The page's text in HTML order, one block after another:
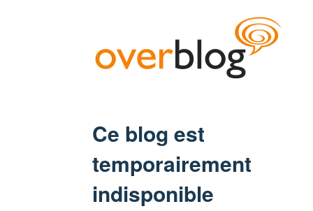
Ce blog est
temporairement
indisponible